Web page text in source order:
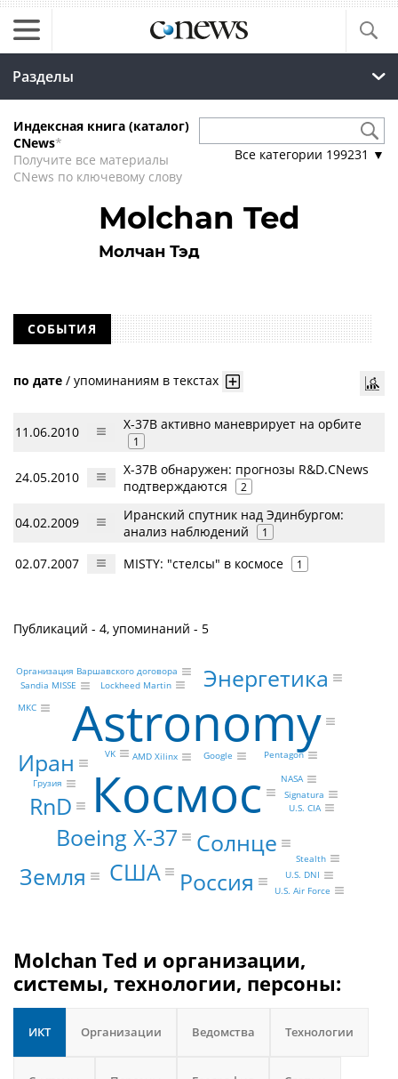
Разделы
Индексная книга (каталог)
CNews*
Получите все материалы
CNews по ключевому слову
Все категории 199231 ▼
Molchan Ted
Молчан Тэд
СОБЫТИЯ
по дате / упоминаниям в текстах
11.06.2010 X-37B активно маневрирует на орбите
1
24.05.2010
Х-37B обнаружен: прогнозы R&D.CNews
подтверждаются
2
04.02.2009
Иранский спутник над Эдинбургом:
анализ наблюдений
1
02.07.2007 MISTY: "стелсы" в космосе 1
Публикаций - 4, упоминаний - 5
Космос
Astronomy
Boeing X-37 Солнце
Иран
Земля США Россия
RnD
Энергетика
Google
AMD Xilinx
Lockheed Martin
VK
U.S. DNI
Организация Варшавского договора
Pentagon
U.S. CIA
NASA
U.S. Air Force
Stealth
Signatura
Sandia MISSE
МКС
Грузия
Molchan Ted и организации,
системы, технологии, персоны:
ИКТ Организации Ведомства Технологии